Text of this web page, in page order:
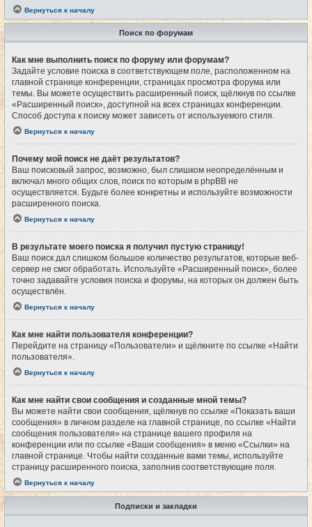
Вернуться к началу
Поиск по форумам
Как мне выполнить поиск по форуму или форумам?
Задайте условие поиска в соответствующем поле, расположенном на
главной странице конференции, страницах просмотра форума или
темы. Вы можете осуществить расширенный поиск, щёлкнув по ссылке
«Расширенный поиск», доступной на всех страницах конференции.
Способ доступа к поиску может зависеть от используемого стиля.
Вернуться к началу
Почему мой поиск не даёт результатов?
Ваш поисковый запрос, возможно, был слишком неопределённым и
включал много общих слов, поиск по которым в phpBB не
осуществляется. Будьте более конкретны и используйте возможности
расширенного поиска.
Вернуться к началу
В результате моего поиска я получил пустую страницу!
Ваш поиск дал слишком большое количество результатов, которые веб-
сервер не смог обработать. Используйте «Расширенный поиск», более
точно задавайте условия поиска и форумы, на которых он должен быть
осуществлён.
Вернуться к началу
Как мне найти пользователя конференции?
Перейдите на страницу «Пользователи» и щёлкните по ссылке «Найти
пользователя».
Вернуться к началу
Как мне найти свои сообщения и созданные мной темы?
Вы можете найти свои сообщения, щёлкнув по ссылке «Показать ваши
сообщения» в личном разделе на главной странице, по ссылке «Найти
сообщения пользователя» на странице вашего профиля на
конференции или по ссылке «Ваши сообщения» в меню «Ссылки» на
главной странице. Чтобы найти созданные вами темы, используйте
страницу расширенного поиска, заполнив соответствующие поля.
Вернуться к началу
Подписки и закладки